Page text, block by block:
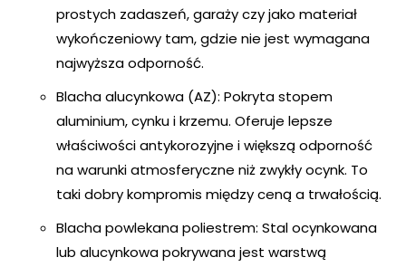
prostych zadaszeń, garaży czy jako materiał
wykończeniowy tam, gdzie nie jest wymagana
najwyższa odporność.
Blacha alucynkowa (AZ): Pokryta stopem
aluminium, cynku i krzemu. Oferuje lepsze
właściwości antykorozyjne i większą odporność
na warunki atmosferyczne niż zwykły ocynk. To
taki dobry kompromis między ceną a trwałością.
Blacha powlekana poliestrem: Stal ocynkowana
lub alucynkowa pokrywana jest warstwą